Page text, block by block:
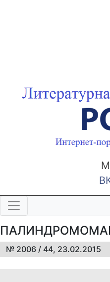
№ 2006 / 44, 23.02.2015